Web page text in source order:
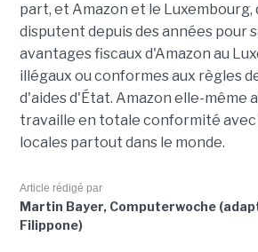
part, et Amazon et le Luxembourg,
disputent depuis des années pour
avantages fiscaux d'Amazon au
illégaux ou conformes aux règles
d'aides d'État. Amazon elle-même
travaille en totale conformité avec
locales partout dans le monde.
Article rédigé par
Martin Bayer, Computerwoche
Filippone)